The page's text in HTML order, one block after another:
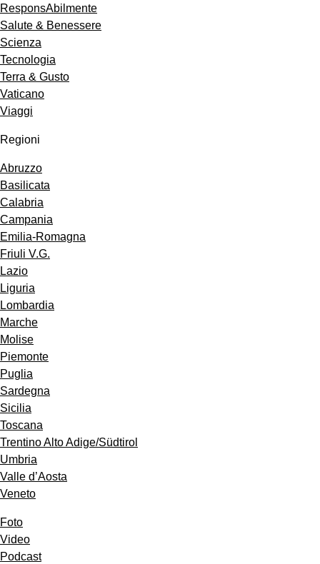
ResponsAbilmente
Salute & Benessere
Scienza
Tecnologia
Terra & Gusto
Vaticano
Viaggi
Regioni
Abruzzo
Basilicata
Calabria
Campania
Emilia-Romagna
Friuli V.G.
Lazio
Liguria
Lombardia
Marche
Molise
Piemonte
Puglia
Sardegna
Sicilia
Toscana
Trentino Alto Adige/Südtirol
Umbria
Valle d’Aosta
Veneto
Foto
Video
Podcast